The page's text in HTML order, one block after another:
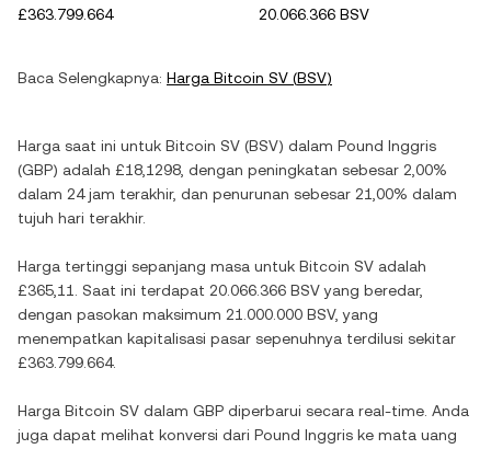
£363.799.664
20.066.366 BSV
Baca Selengkapnya: Harga Bitcoin SV (BSV)
Harga saat ini untuk Bitcoin SV (BSV) dalam Pound Inggris
(GBP) adalah £18,1298 , dengan peningkatan sebesar 2,00%
dalam 24 jam terakhir, dan penurunan sebesar 21,00% dalam
tujuh hari terakhir.
Harga tertinggi sepanjang masa untuk Bitcoin SV adalah
£365,11
. Saat ini terdapat 20.066.366 BSVyang beredar,
dengan pasokan maksimum 21.000.000 BSV, yang
menempatkan kapitalisasi pasar sepenuhnya terdilusi sekitar
£363.799.664.
Harga Bitcoin SV dalam GBP diperbarui secara real-time. Anda
juga dapat melihat konversi dari Pound Inggris ke mata uang